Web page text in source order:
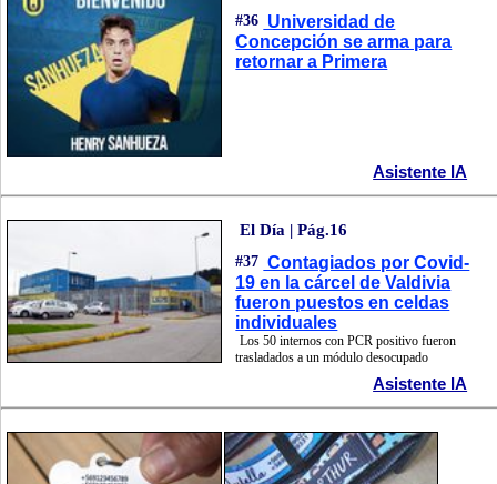
#36 Universidad de
Concepción se arma para
retornar a Primera
Asistente IA
El Día | Pág.16
#37 Contagiados por Covid-
19 en la cárcel de Valdivia
fueron puestos en celdas
individuales
Los 50 internos con PCR positivo fueron
trasladados a un módulo desocupado
Asistente IA